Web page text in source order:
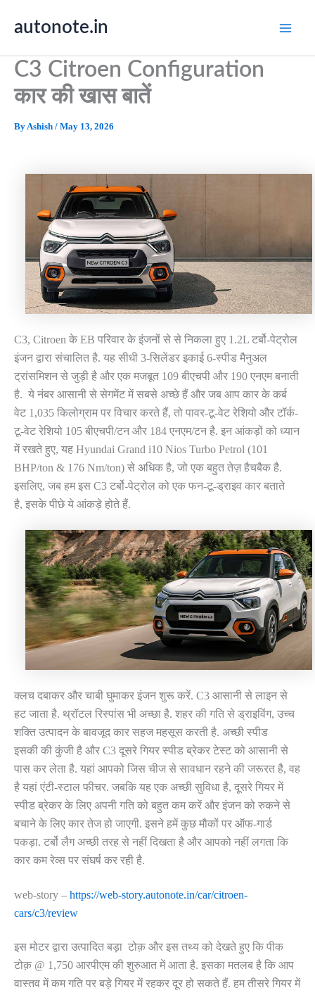
autonote.in
C3 Citroen Configuration
कार की खास बातें
ByAshish / May 13, 2026
C3, Citroen के EB परिवार के इंजनों से से निकला हुए 1.2L टर्बो-पेट्रोल
इंजन द्वारा संचालित है. यह सीधी 3-सिलेंडर इकाई 6-स्पीड मैनुअल
ट्रांसमिशन से जुड़ी है और एक मजबूत 109 बीएचपी और 190 एनएम बनाती
है. ये नंबर आसानी से सेगमेंट में सबसे अच्छे हैं और जब आप कार के कर्ब
वेट 1,035 किलोग्राम पर विचार करते हैं, तो पावर-टू-वेट रेशियो और टॉर्क-
टू-वेट रेशियो 105 बीएचपी/टन और 184 एनएम/टन है. इन आंकड़ों को ध्यान
में रखते हुए, यह Hyundai Grand i10 Nios Turbo Petrol (101
BHP/ton & 176 Nm/ton) से अधिक है, जो एक बहुत तेज़ हैचबैक है.
इसलिए, जब हम इस C3 टर्बो-पेट्रोल को एक फन-टू-ड्राइव कार बताते
है, इसके पीछे ये आंकड़े होते हैं.
क्लच दबाकर और चाबी घुमाकर इंजन शुरू करें. C3 आसानी से लाइन से
हट जाता है. थ्रॉटल रिस्पांस भी अच्छा है. शहर की गति से ड्राइविंग, उच्च
शक्ति उत्पादन के बावजूद कार सहज महसूस करती है. अच्छी स्पीड
इसकी की कुंजी है और C3 दूसरे गियर स्पीड ब्रेकर टेस्ट को आसानी से
पास कर लेता है. यहां आपको जिस चीज से सावधान रहने की जरूरत है, वह
है यहां एंटी-स्टाल फीचर. जबकि यह एक अच्छी सुविधा है, दूसरे गियर में
स्पीड ब्रेकर के लिए अपनी गति को बहुत कम करें और इंजन को रुकने से
बचाने के लिए कार तेज हो जाएगी. इसने हमें कुछ मौकों पर ऑफ-गार्ड
पकड़ा. टर्बो लैग अच्छी तरह से नहीं दिखता है और आपको नहीं लगता कि
कार कम रेव्स पर संघर्ष कर रही है.
web-story – https://web-story.autonote.in/car/citroen-
cars/c3/review
इस मोटर द्वारा उत्पादित बड़ा टोक़ और इस तथ्य को देखते हुए कि पीक
टोक़ @ 1,750 आरपीएम की शुरुआत में आता है. इसका मतलब है कि आप
वास्तव में कम गति पर बड़े गियर में रहकर दूर हो सकते हैं. हम तीसरे गियर में